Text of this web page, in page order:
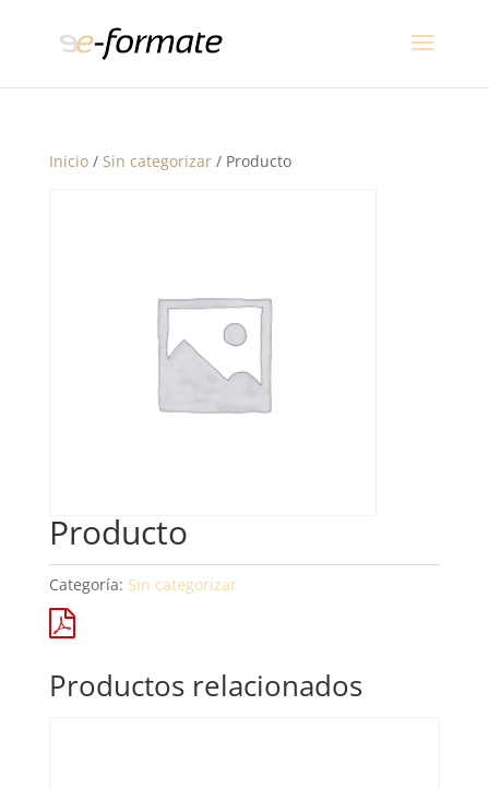
Inicio/ Sin categorizar/ Producto
Producto
Categoría: Sin categorizar
Productos relacionados